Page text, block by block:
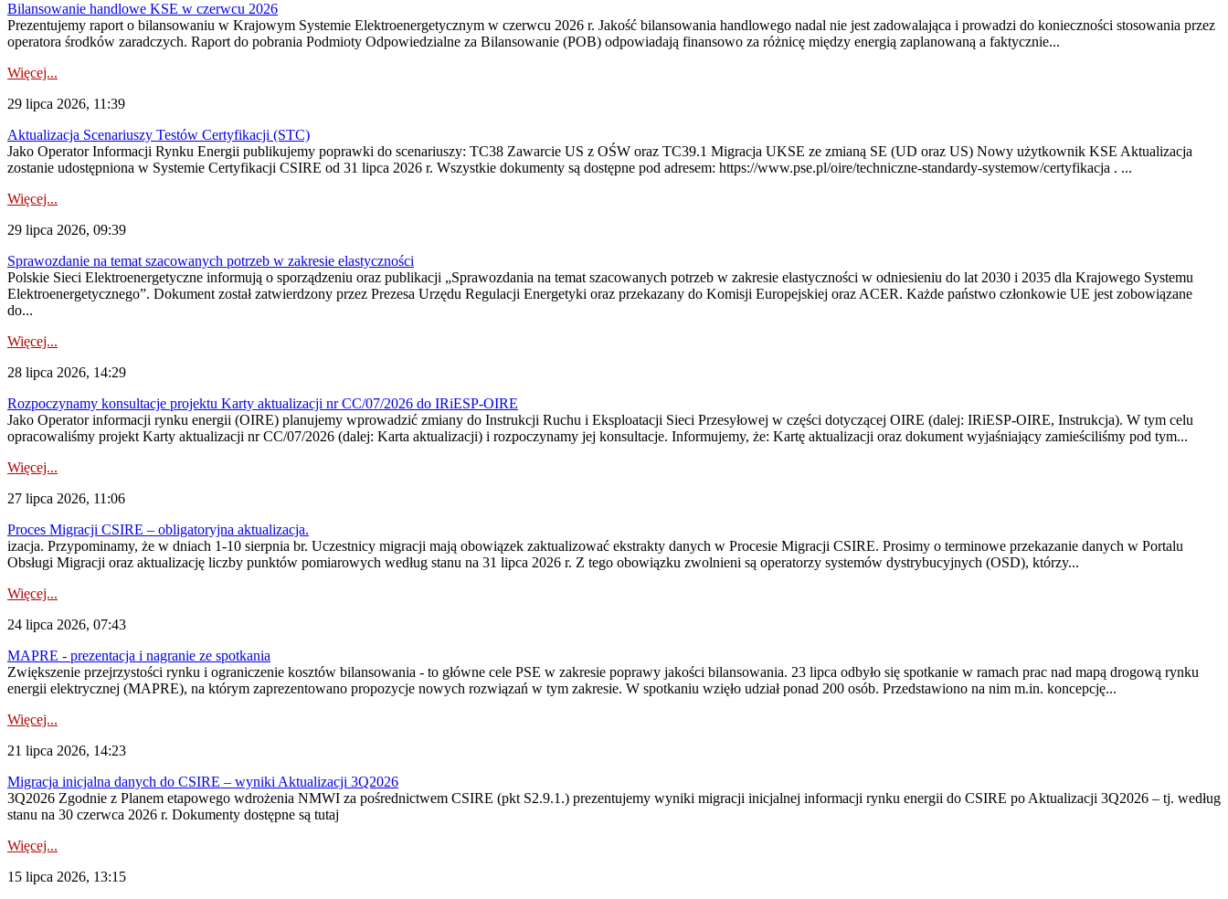
Bilansowanie handlowe KSE w czerwcu 2026
Prezentujemy raport o bilansowaniu w Krajowym Systemie Elektroenergetycznym w czerwcu 2026 r. Jakość bilansowania handlowego nadal nie jest zadowalająca i prowadzi do konieczności stosowania przez
operatora środków zaradczych. Raport do pobrania Podmioty Odpowiedzialne za Bilansowanie (POB) odpowiadają finansowo za różnicę między energią zaplanowaną a faktycznie...
Więcej...
29 lipca 2026, 11:39
Aktualizacja Scenariuszy Testów Certyfikacji (STC)
Jako Operator Informacji Rynku Energii publikujemy poprawki do scenariuszy: TC38 Zawarcie US z OŚW oraz TC39.1 Migracja UKSE ze zmianą SE (UD oraz US) Nowy użytkownik KSE Aktualizacja
zostanie udostępniona w Systemie Certyfikacji CSIRE od 31 lipca 2026 r. Wszystkie dokumenty są dostępne pod adresem: https://www.pse.pl/oire/techniczne-standardy-systemow/certyfikacja . ...
Więcej...
29 lipca 2026, 09:39
Sprawozdanie na temat szacowanych potrzeb w zakresie elastyczności
Polskie Sieci Elektroenergetyczne informują o sporządzeniu oraz publikacji „Sprawozdania na temat szacowanych potrzeb w zakresie elastyczności w odniesieniu do lat 2030 i 2035 dla Krajowego Systemu
Elektroenergetycznego”. Dokument został zatwierdzony przez Prezesa Urzędu Regulacji Energetyki oraz przekazany do Komisji Europejskiej oraz ACER. Każde państwo członkowie UE jest zobowiązane
do...
Więcej...
28 lipca 2026, 14:29
Rozpoczynamy konsultacje projektu Karty aktualizacji nr CC/07/2026 do IRiESP-OIRE
Jako Operator informacji rynku energii (OIRE) planujemy wprowadzić zmiany do Instrukcji Ruchu i Eksploatacji Sieci Przesyłowej w części dotyczącej OIRE (dalej: IRiESP-OIRE, Instrukcja). W tym celu
opracowaliśmy projekt Karty aktualizacji nr CC/07/2026 (dalej: Karta aktualizacji) i rozpoczynamy jej konsultacje. Informujemy, że: Kartę aktualizacji oraz dokument wyjaśniający zamieściliśmy pod tym...
Więcej...
27 lipca 2026, 11:06
Proces Migracji CSIRE – obligatoryjna aktualizacja.
izacja. Przypominamy, że w dniach 1-10 sierpnia br. Uczestnicy migracji mają obowiązek zaktualizować ekstrakty danych w Procesie Migracji CSIRE. Prosimy o terminowe przekazanie danych w Portalu
Obsługi Migracji oraz aktualizację liczby punktów pomiarowych według stanu na 31 lipca 2026 r. Z tego obowiązku zwolnieni są operatorzy systemów dystrybucyjnych (OSD), którzy...
Więcej...
24 lipca 2026, 07:43
MAPRE - prezentacja i nagranie ze spotkania
Zwiększenie przejrzystości rynku i ograniczenie kosztów bilansowania - to główne cele PSE w zakresie poprawy jakości bilansowania. 23 lipca odbyło się spotkanie w ramach prac nad mapą drogową rynku
energii elektrycznej (MAPRE), na którym zaprezentowano propozycje nowych rozwiązań w tym zakresie. W spotkaniu wzięło udział ponad 200 osób. Przedstawiono na nim m.in. koncepcję...
Więcej...
21 lipca 2026, 14:23
Migracja inicjalna danych do CSIRE – wyniki Aktualizacji 3Q2026
3Q2026 Zgodnie z Planem etapowego wdrożenia NMWI za pośrednictwem CSIRE (pkt S2.9.1.) prezentujemy wyniki migracji inicjalnej informacji rynku energii do CSIRE po Aktualizacji 3Q2026 – tj. według
stanu na 30 czerwca 2026 r. Dokumenty dostępne są tutaj
Więcej...
15 lipca 2026, 13:15